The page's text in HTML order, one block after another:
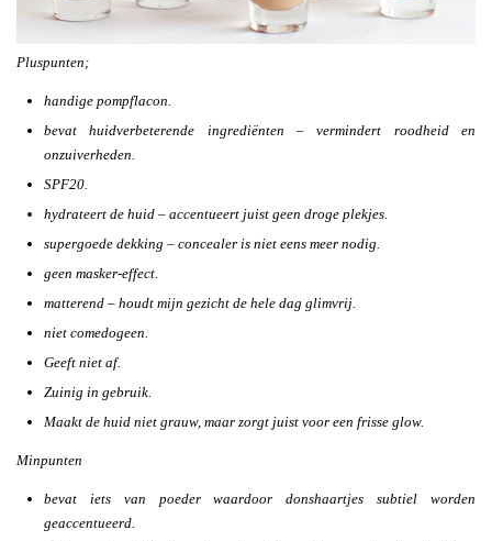
Pluspunten;
handige pompflacon.
bevat huidverbeterende ingrediënten – vermindert roodheid en
onzuiverheden.
SPF20.
hydrateert de huid – accentueert juist geen droge plekjes.
supergoede dekking – concealer is niet eens meer nodig.
geen masker-effect.
matterend – houdt mijn gezicht de hele dag glimvrij.
niet comedogeen.
Geeft niet af.
Zuinig in gebruik.
Maakt de huid niet grauw, maar zorgt juist voor een frisse glow.
Minpunten
bevat iets van poeder waardoor donshaartjes subtiel worden
geaccentueerd.